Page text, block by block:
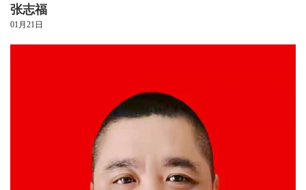
张志福
01月21日